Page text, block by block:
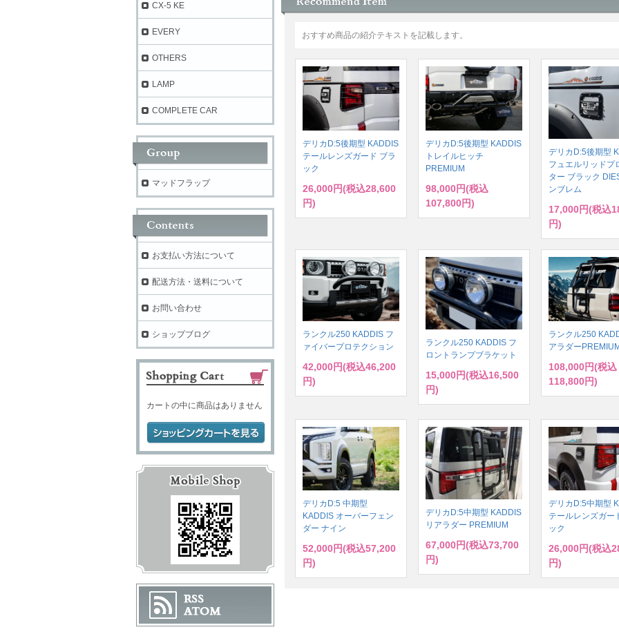
おすすめ商品の紹介テキストを記載します。
デリカD:5後期型 KADDIS
テールレンズガード ブラ
ック
26,000円(税込28,600
円)
デリカD:5後期型 KADDIS
トレイルヒッチ
PREMIUM
98,000円(税込
107,800円)
デリカD:5後期型
フュエルリッドプ
ター ブラック
ンブレム
17,000円(税込
円)
ランクル250 KADDIS フ
ァイバープロテクション
42,000円(税込46,200
円)
ランクル250 KADDIS フ
ロントランプブラケット
15,000円(税込16,500
円)
ランクル250
アラダー
108,000円(税込
118,800円)
デリカD:5 中期型
KADDIS オーバーフェン
ダー ナイン
52,000円(税込57,200
円)
デリカD:5中期型 KADDIS
リアラダー PREMIUM
67,000円(税込73,700
円)
デリカD:5中期型
テールレンズガー
ック
26,000円(税込
円)
CX-5 KE
EVERY
OTHERS
LAMP
COMPLETE CAR
マッドフラップ
お支払い方法について
配送方法・送料について
お問い合わせ
ショップブログ
カートの中に商品はありません